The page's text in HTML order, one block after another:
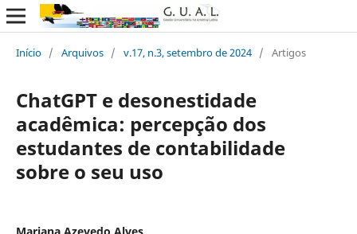
Início / Arquivos / v.17, n.3, setembro de 2024 / Artigos
ChatGPT e desonestidade
acadêmica: percepção dos
estudantes de contabilidade
sobre o seu uso